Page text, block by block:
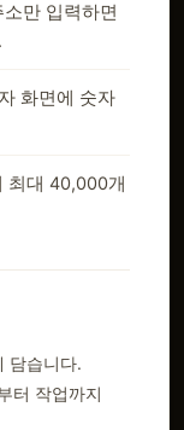
만 입력하면
화면에 숫자
최대 40,000개
담습니다.
터 작업까지